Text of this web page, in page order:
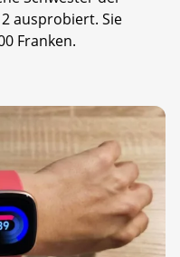
ausprobiert. Sie
Franken.